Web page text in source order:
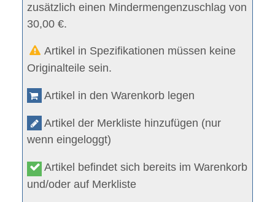
zusätzlich einen Mindermengenzuschlag von
30,00 €.
Artikel in Spezifikationen müssen keine
Originalteile sein.
Artikel in den Warenkorb legen
Artikel der Merkliste hinzufügen (nur
wenn eingeloggt)
Artikel befindet sich bereits im Warenkorb
und/oder auf Merkliste